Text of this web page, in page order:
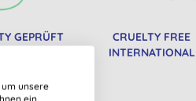
GEPRÜFT
CRUELTY FREE
INTERNATIONAL
unsere
ein